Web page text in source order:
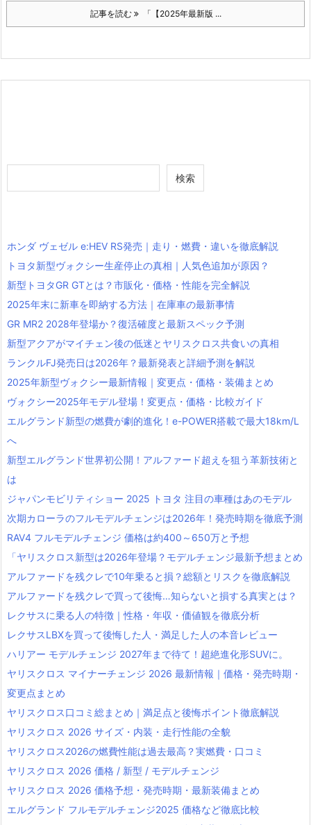
記事を読む 「【2025年最新版 ...
検索
ホンダ ヴェゼル e:HEV RS発売｜走り・燃費・違いを徹底解説
トヨタ新型ヴォクシー生産停止の真相｜人気色追加が原因？
新型トヨタGR GTとは？市販化・価格・性能を完全解説
2025年末に新車を即納する方法｜在庫車の最新事情
GR MR2 2028年登場か？復活確度と最新スペック予測
新型アクアがマイチェン後の低迷とヤリスクロス共食いの真相
ランクルFJ発売日は2026年？最新発表と詳細予測を解説
2025年新型ヴォクシー最新情報｜変更点・価格・装備まとめ
ヴォクシー2025年モデル登場！変更点・価格・比較ガイド
エルグランド新型の燃費が劇的進化！e-POWER搭載で最大18km/L
へ
新型エルグランド世界初公開！アルファード超えを狙う革新技術と
は
ジャパンモビリティショー 2025 トヨタ 注目の車種はあのモデル
次期カローラのフルモデルチェンジは2026年！発売時期を徹底予測
RAV4 フルモデルチェンジ 価格は約400～650万と予想
「ヤリスクロス新型は2026年登場？モデルチェンジ最新予想まとめ
アルファードを残クレで10年乗ると損？総額とリスクを徹底解説
アルファードを残クレで買って後悔…知らないと損する真実とは？
レクサスに乗る人の特徴｜性格・年収・価値観を徹底分析
レクサスLBXを買って後悔した人・満足した人の本音レビュー
ハリアー モデルチェンジ 2027年まで待て！超絶進化形SUVに。
ヤリスクロス マイナーチェンジ 2026 最新情報｜価格・発売時期・
変更点まとめ
ヤリスクロス口コミ総まとめ｜満足点と後悔ポイント徹底解説
ヤリスクロス 2026 サイズ・内装・走行性能の全貌
ヤリスクロス2026の燃費性能は過去最高？実燃費・口コミ
ヤリスクロス 2026 価格 / 新型 / モデルチェンジ
ヤリスクロス 2026 価格予想・発売時期・最新装備まとめ
エルグランド フルモデルチェンジ2025 価格など徹底比較